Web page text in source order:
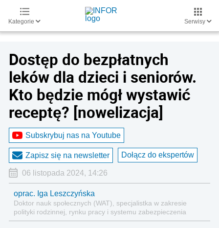
Kategorie Serwisy
Dostęp do bezpłatnych
leków dla dzieci i seniorów.
Kto będzie mógł wystawić
receptę? [nowelizacja]
Subskrybuj nas na Youtube
Zapisz się na newsletter Dołącz do ekspertów
06 listopada 2024, 14:26
oprac. Iga Leszczyńska
Doktor nauk społecznych (WAT), specjalistka w zakresie
polityki rodzinnej, rynku pracy i systemu zabezpieczenia
społecznego.